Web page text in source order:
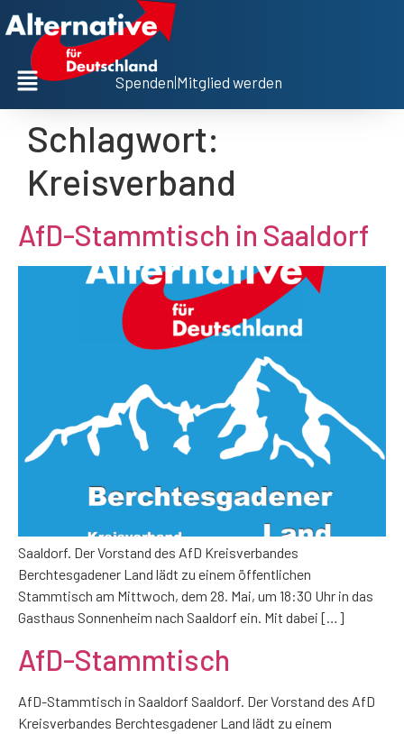
Spenden Mitglied werden
Schlagwort:
Kreisverband
AfD-Stammtisch in Saaldorf
Saaldorf. Der Vorstand des AfD Kreisverbandes
Berchtesgadener Land lädt zu einem öffentlichen
Stammtisch am Mittwoch, dem 28. Mai, um 18:30 Uhr in das
Gasthaus Sonnenheim nach Saaldorf ein. Mit dabei […]
AfD-Stammtisch
AfD-Stammtisch in Saaldorf Saaldorf. Der Vorstand des AfD
Kreisverbandes Berchtesgadener Land lädt zu einem